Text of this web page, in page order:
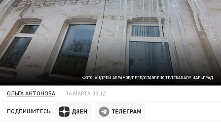
ФОТО: АНДРЕЙ АБРАМОВ/ПРЕДОСТАВЛЕНО ТЕЛЕКАНАЛУ ЦАРЬГРАД.
ОЛЬГА АНТОНОВА 16 МАРТА 09:12
ПОДПИШИТЕСЬ: